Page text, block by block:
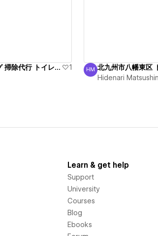
北九州市小倉南区 トイレクリーニング 掃除代行 トイレ 臭い
1
Hidenari Matsushima
HM
Hidenari
Learn & get help
Support
University
Courses
Blog
Ebooks